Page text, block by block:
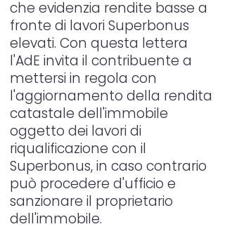
che evidenzia rendite basse a
fronte di lavori Superbonus
elevati. Con questa lettera
l'AdE invita il contribuente a
mettersi in regola con
l'aggiornamento della rendita
catastale dell'immobile
oggetto dei lavori di
riqualificazione con il
Superbonus, in caso contrario
può procedere d'ufficio e
sanzionare il proprietario
dell'immobile.